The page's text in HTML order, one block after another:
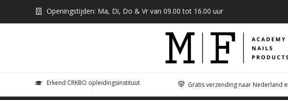
Openingstijden: Ma, Di, Do & Vr van 09.00 tot 16.00 uur
Erkend CRKBO opleidingsinstituut Gratis verzending naar Nederland